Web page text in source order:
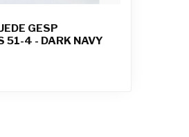
GESP
51-4 - DARK NAVY